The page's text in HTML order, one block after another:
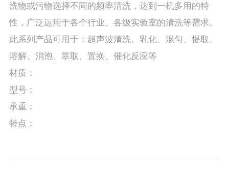
洗物或污物选择不同的频率清洗，达到一机多用的特
性，广泛运用于各个行业、各级实验室的清洗等需求。
此系列产品可用于：超声波清洗、乳化、混匀、提取、
溶解、消泡、萃取、置换、催化反应等
材质：
型号：
承重：
特点：